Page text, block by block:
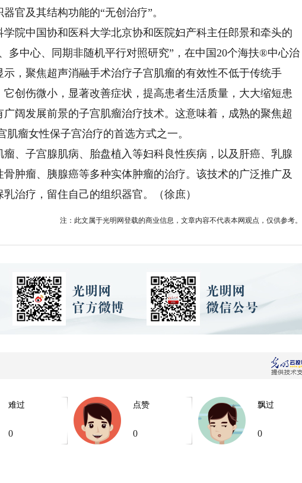
官及其结构功能的“无创治疗”。
中国协和医科大学北京协和医院妇产科主任郎景和牵头的
多中心、同期非随机平行对照研究”，在中国20个海扶®中心治
，聚焦超声消融手术治疗子宫肌瘤的有效性不低于传统手
创伤微小，显著改善症状，提高患者生活质量，大大缩短患
阔发展前景的子宫肌瘤治疗技术。这意味着，成熟的聚焦超
瘤女性保子宫治疗的首选方式之一。
子宫腺肌病、胎盘植入等妇科良性疾病，以及肝癌、乳腺
肿瘤、胰腺癌等多种实体肿瘤的治疗。该技术的广泛推广及
治疗，留住自己的组织器官。（徐庶）
注：此文属于光明网登载的商业信息，文章内容不代表本网观点，仅供参考。
难过
0
点赞
0
飘过
0